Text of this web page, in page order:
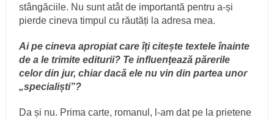
stângăciile. Nu sunt atât de importantă pentru a-și
pierde cineva timpul cu răutăți la adresa mea.
Ai pe cineva apropiat care îți citește textele înainte
de a le trimite editurii? Te influenţează părerile
celor din jur, chiar dacă ele nu vin din partea unor
„specialiști”?
Da și nu. Prima carte, romanul, l-am dat pe la prietene